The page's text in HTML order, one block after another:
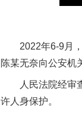
2022年6-9月，
陈某无奈向公安机
人民法院经审查
许人身保护。